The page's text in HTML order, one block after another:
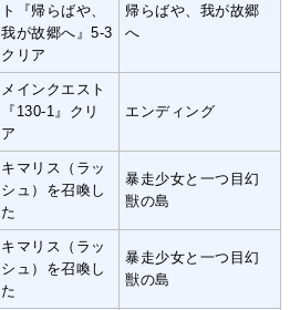
ト『帰らばや、
我が故郷へ』5-3
クリア
帰らばや、我が故郷
へ
メインクエスト
『130-1』クリ
ア
エンディング
キマリス（ラッ
シュ）を召喚し
た
暴走少女と一つ目幻
獣の島
キマリス（ラッ
シュ）を召喚し
た
暴走少女と一つ目幻
獣の島